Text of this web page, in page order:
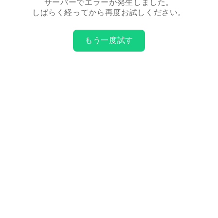
サーバーでエラーが発生しました。
しばらく経ってから再度お試しください。
もう一度試す